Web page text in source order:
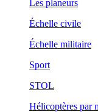
Les planeurs
Échelle civile
Échelle militaire
Sport
STOL
Hélicoptères par